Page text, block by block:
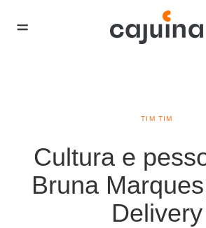
TIM TIM
Cultura e
Bruna
Delivery